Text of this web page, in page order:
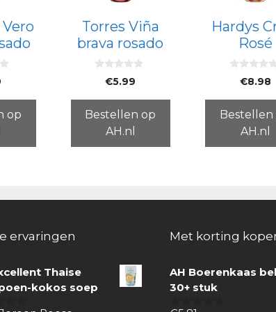
op
Torres Viña
brava rosado
5
€5.99
Bestellen op
AH.nl
Hardys
Rosé
5
€8.98
Bestellen
AH.nl
ervaringen
Thaise
kokos soep
Met korting
AH Boerenkaas
30+ stuk